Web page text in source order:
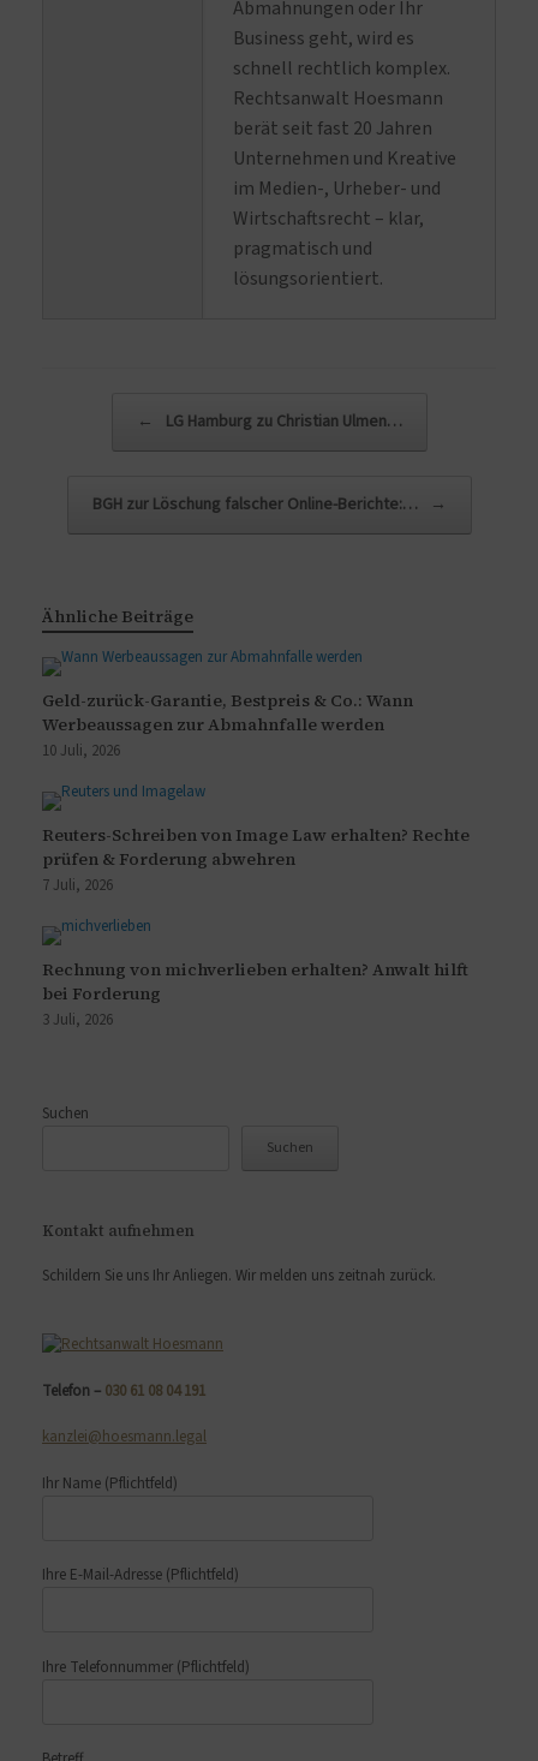
Abmahnungen oder Ihr
Business geht, wird es
schnell rechtlich komplex.
Rechtsanwalt Hoesmann
berät seit fast 20 Jahren
Unternehmen und Kreative
im Medien-, Urheber- und
Wirtschaftsrecht – klar,
pragmatisch und
lösungsorientiert.
← LG Hamburg zu Christian Ulmen…
BGH zur Löschung falscher Online-Berichte:… →
Ähnliche Beiträge
Geld-zurück-Garantie, Bestpreis & Co.: Wann
Werbeaussagen zur Abmahnfalle werden
10 Juli, 2026
Reuters-Schreiben von Image Law erhalten? Rechte
prüfen & Forderung abwehren
7 Juli, 2026
Rechnung von michverlieben erhalten? Anwalt hilft
bei Forderung
3 Juli, 2026
Suchen
Suchen
Kontakt aufnehmen
Schildern Sie uns Ihr Anliegen. Wir melden uns zeitnah zurück.
Telefon – 030 61 08 04 191
kanzlei@hoesmann.legal
Ihr Name (Pflichtfeld)
Ihre E-Mail-Adresse (Pflichtfeld)
Ihre Telefonnummer (Pflichtfeld)